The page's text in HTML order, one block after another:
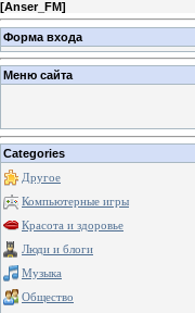
[Anser_FM]
Форма входа
Меню сайта
Categories
Другое
Компьютерные игры
Красота и здоровье
Люди и блоги
Музыка
Общество